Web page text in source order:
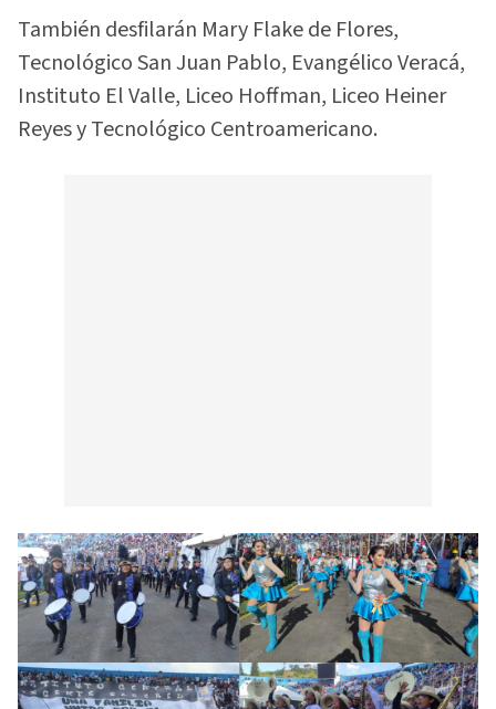
También desfilarán Mary Flake de Flores,
Tecnológico San Juan Pablo, Evangélico Veracá,
Instituto El Valle, Liceo Hoffman, Liceo Heiner
Reyes y Tecnológico Centroamericano.